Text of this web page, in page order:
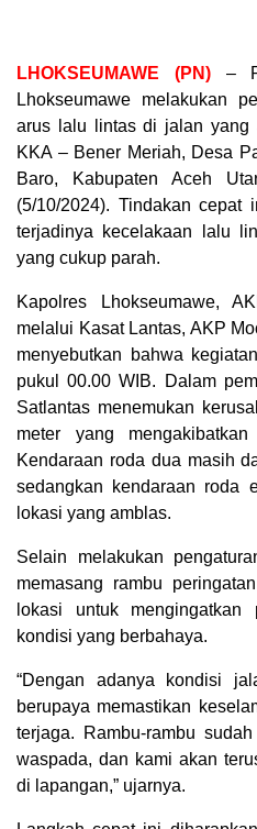
LHOKSEUMAWE (PN)–
Lhokseumawe melakukan
arus lalu lintas di jalan yang
KKA – Bener Meriah, Desa
Baro, Kabupaten Aceh
(5/10/2024). Tindakan cepat
terjadinya kecelakaan lalu
yang cukup parah.
Kapolres Lhokseumawe,
melalui Kasat Lantas, AKP
menyebutkan bahwa
pukul 00.00 WIB. Dalam
Satlantas menemukan
meter yang
Kendaraan roda dua masih
sedangkan kendaraan roda
lokasi yang amblas.
Selain melakukan
memasang rambu
lokasi untuk mengingatkan
kondisi yang berbahaya.
“Dengan adanya kondisi
berupaya memastikan
terjaga. Rambu-rambu
waspada, dan kami akan
di lapangan,” ujarnya.